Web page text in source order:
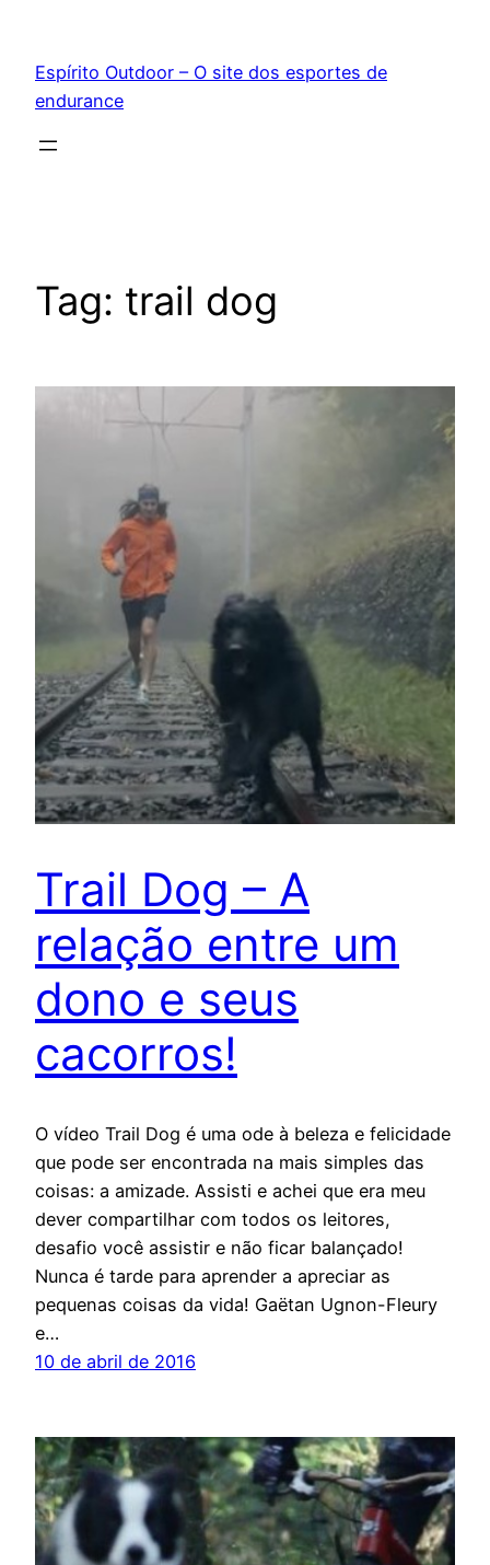
conteúdo
Espírito Outdoor – O site dos esportes de
endurance
Tag: trail dog
Trail Dog – A
relação entre um
dono e seus
cacorros!
O vídeo Trail Dog é uma ode à beleza e felicidade
que pode ser encontrada na mais simples das
coisas: a amizade. Assisti e achei que era meu
dever compartilhar com todos os leitores,
desafio você assistir e não ficar balançado!
Nunca é tarde para aprender a apreciar as
pequenas coisas da vida! Gaëtan Ugnon-Fleury
e…
10 de abril de 2016